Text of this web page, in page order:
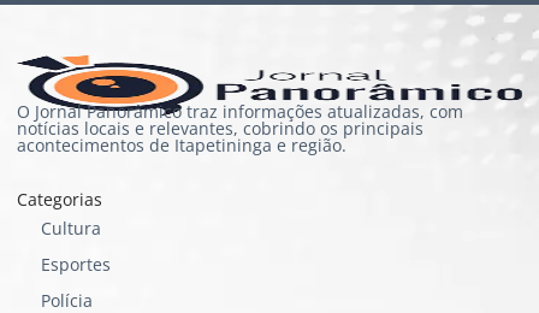
O Jornal Panorâmico traz informações atualizadas, com
notícias locais e relevantes, cobrindo os principais
acontecimentos de Itapetininga e região.
Categorias
Cultura
Esportes
Polícia